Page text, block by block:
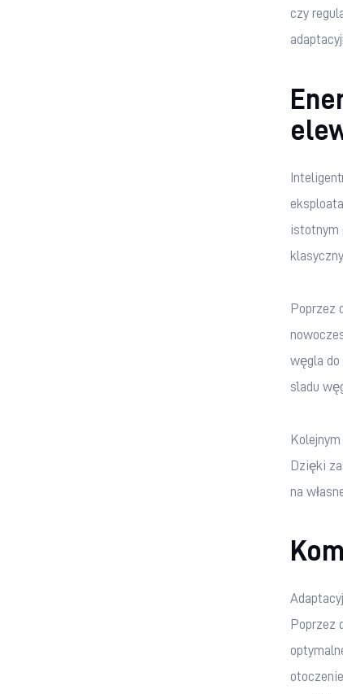
czy
istotnym
Poprzez
węgla do
śladu
Dzięki
na
Poprzez